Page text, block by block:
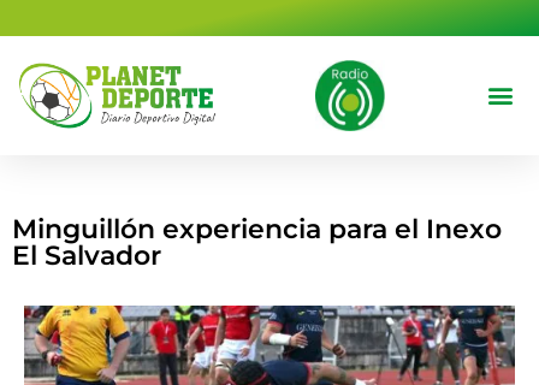
Minguillón experiencia para el Inexo
El Salvador